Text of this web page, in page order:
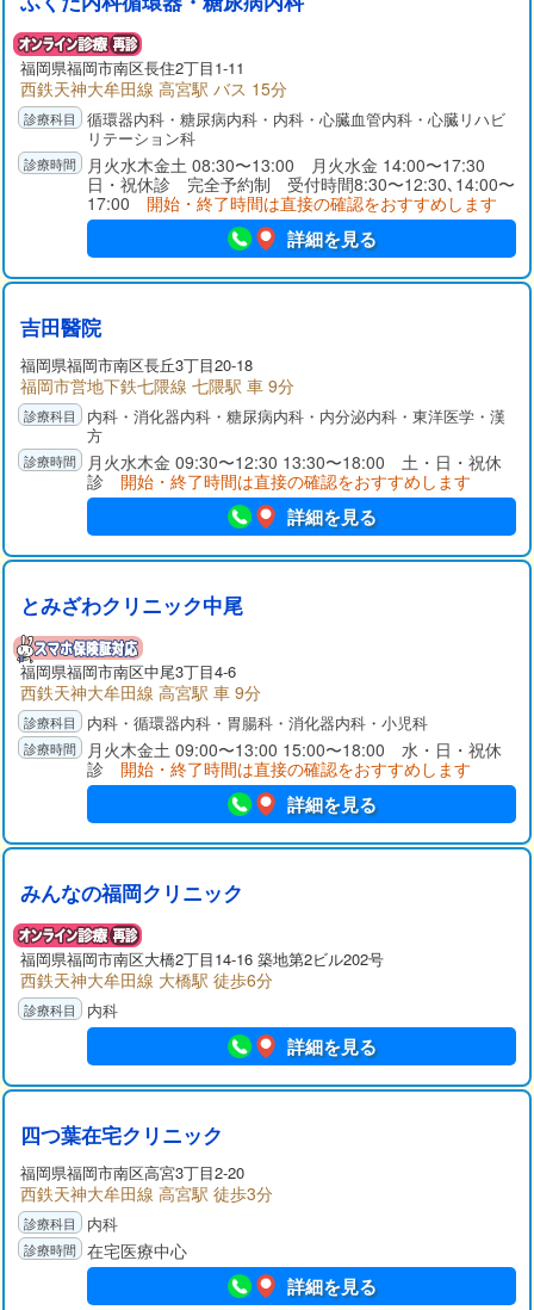
福岡県福岡市南区長住2丁目1-11
西鉄天神大牟田線 高宮駅 バス 15分
循環器内科・糖尿病内科・内科・心臓血管内科・心臓リハビ
リテーション科
月火水木金土 08:30〜13:00 月火水金 14:00〜17:30
日・祝休診 完全予約制 受付時間8:30〜12:30､14:00〜
17:00 開始・終了時間は直接の確認をおすすめします
詳細を見る
吉田醫院
福岡県福岡市南区長丘3丁目20-18
福岡市営地下鉄七隈線 七隈駅 車 9分
内科・消化器内科・糖尿病内科・内分泌内科・東洋医学・漢
方
月火水木金 09:30〜12:30 13:30〜18:00 土・日・祝休
診 開始・終了時間は直接の確認をおすすめします
詳細を見る
とみざわクリニック中尾
福岡県福岡市南区中尾3丁目4-6
西鉄天神大牟田線 高宮駅 車 9分
内科・循環器内科・胃腸科・消化器内科・小児科
月火木金土 09:00〜13:00 15:00〜18:00 水・日・祝休
診 開始・終了時間は直接の確認をおすすめします
詳細を見る
みんなの福岡クリニック
福岡県福岡市南区大橋2丁目14-16 築地第2ビル202号
西鉄天神大牟田線 大橋駅 徒歩6分
内科
詳細を見る
四つ葉在宅クリニック
福岡県福岡市南区高宮3丁目2-20
西鉄天神大牟田線 高宮駅 徒歩3分
内科
在宅医療中心
詳細を見る